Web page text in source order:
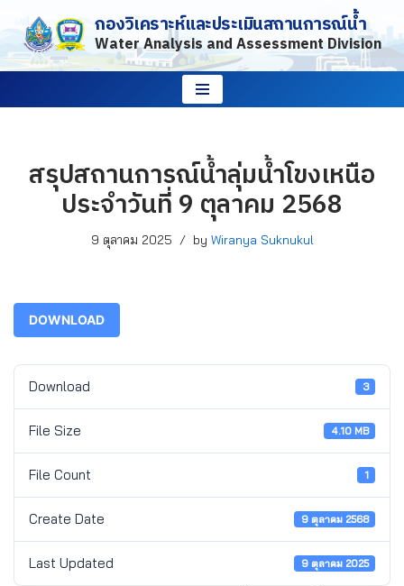
Skip
to
กองวิเคราะห์และประเมินสถานการณ์น้ำ
Water Analysis and Assessment Division
สรุปสถานการณ์น้ำลุ่มน้ำโขงเหนือ
ประจำวันที่ 9 ตุลาคม 2568
9 ตุลาคม 2025 by Wiranya Suknukul
DOWNLOAD
Download 3
File Size 4.10 MB
File Count 1
Create Date 9 ตุลาคม 2568
Last Updated 9 ตุลาคม 2025